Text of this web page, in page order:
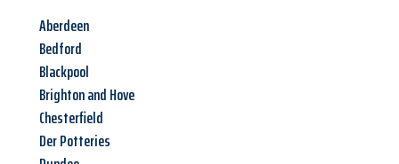
Aberdeen
Bedford
Blackpool
Brighton and Hove
Chesterfield
Der Potteries